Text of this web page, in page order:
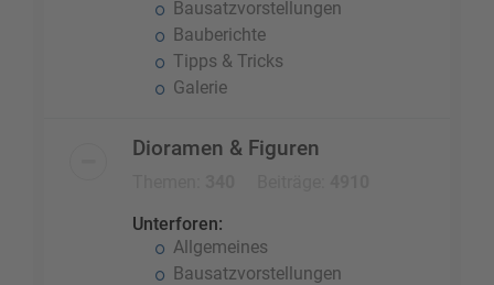
Bausatzvorstellungen
Bauberichte
Tipps & Tricks
Galerie
Dioramen & Figuren
Unterforen:
Allgemeines
Bausatzvorstellungen